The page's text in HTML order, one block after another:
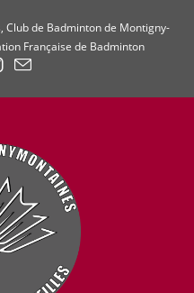
Club de Badminton de Montigny-
Française de Badminton